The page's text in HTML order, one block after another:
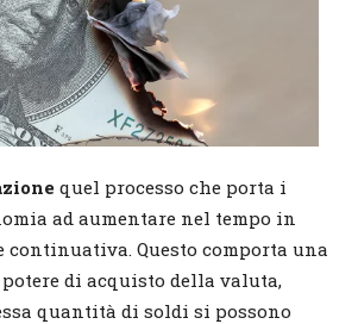
quel processo che porta i
ad aumentare nel tempo in
continuativa. Questo comporta una
di acquisto della valuta,
quantità di soldi si possono